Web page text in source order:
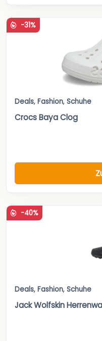
-31%
Deals, Fashion, Schuhe
Crocs Baya Clog
-40%
Deals, Fashion, Schuhe
Jack Wolfskin